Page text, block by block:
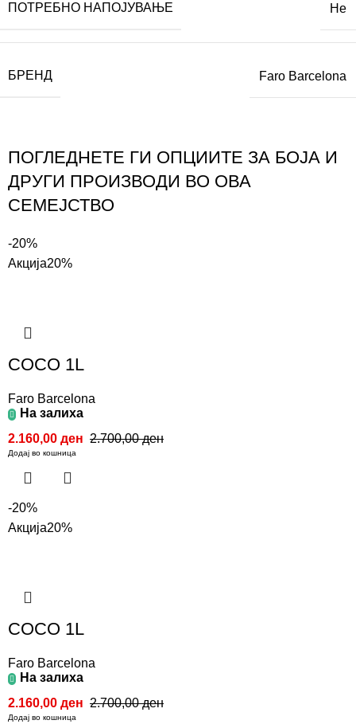
ПОТРЕБНО НАПОЈУВАЊЕ Не
БРЕНД Faro Barcelona
ПОГЛЕДНЕТЕ ГИ ОПЦИИТЕ ЗА БОЈА И
ДРУГИ ПРОИЗВОДИ ВО ОВА
СЕМЕЈСТВО
-20%
Акција20%
COCO 1L
Faro Barcelona
На залиха
2.700,00ден
2.160,00 ден
Додај во кошница
-20%
Акција20%
COCO 1L
Faro Barcelona
На залиха
2.700,00ден
2.160,00 ден
Додај во кошница